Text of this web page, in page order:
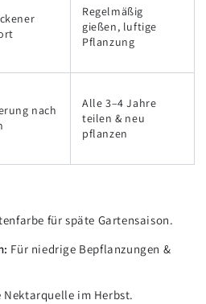
Regelmäßig
gießen, luftige
Pflanzung
nach
Alle 3–4 Jahre
teilen & neu
pflanzen
für späte Gartensaison.
Für niedrige Bepflanzungen &
Nektarquelle im Herbst.